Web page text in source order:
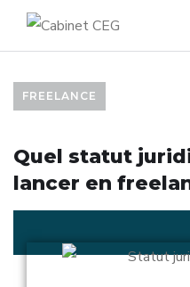
FREELANCE
Quel statut
lancer en